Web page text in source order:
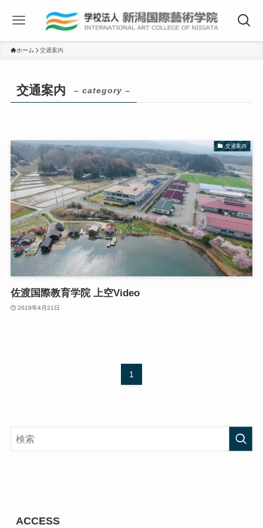
ホーム 交通案内
交通案内 – category –
交通案内
佐渡国際教育学院 上空Video
2019年4月21日
1
ACCESS